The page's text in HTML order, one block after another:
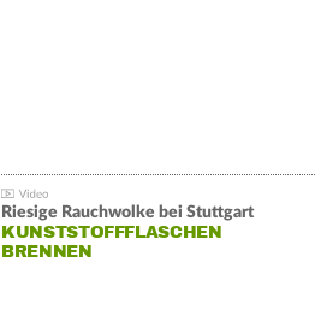
Riesige Rauchwolke bei Stuttgart
KUNSTSTOFFFLASCHEN
BRENNEN